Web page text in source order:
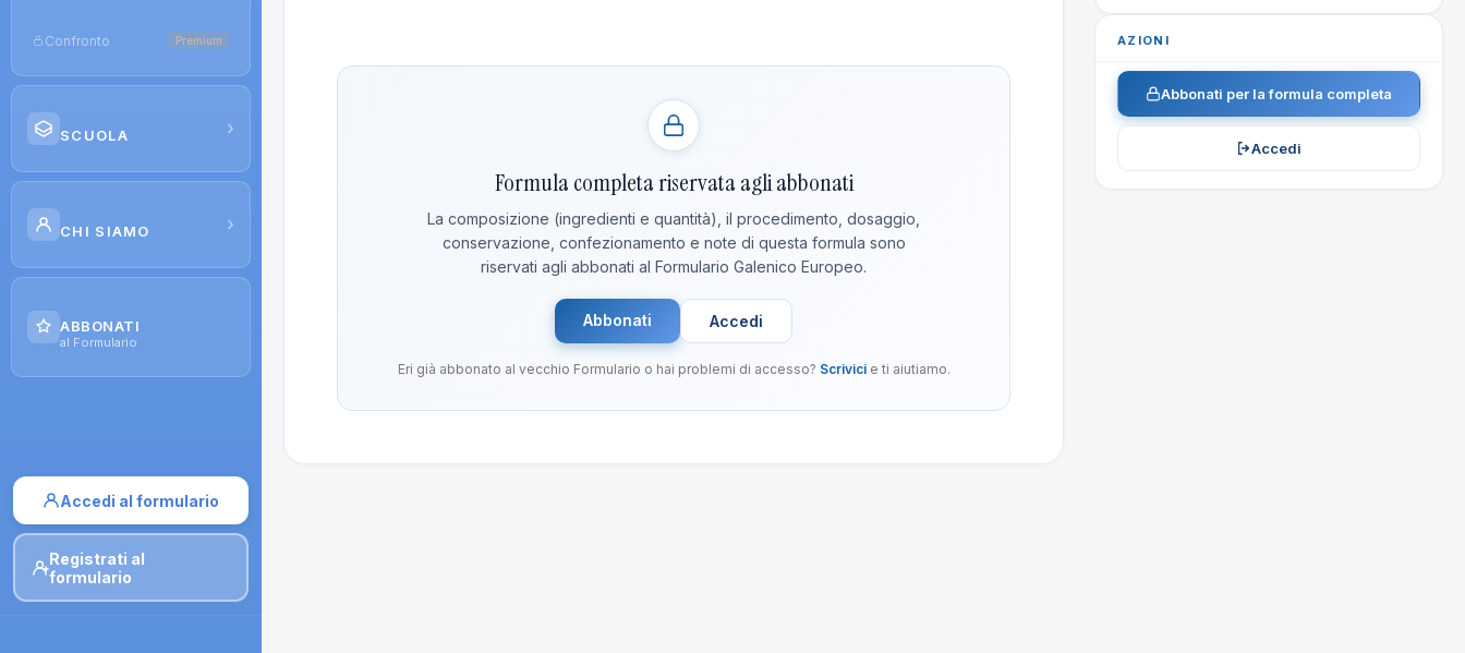
Confronto Premium
SCUOLA ›
Corsi
Moduli di iscrizione
CHI SIAMO ›
Contatti
ABBONATI
al Formulario
Accedi al formulario
Registrati al
formulario
Formula completa riservata agli abbonati
La composizione (ingredienti e quantità), il procedimento, dosaggio,
conservazione, confezionamento e note di questa formula sono
riservati agli abbonati al Formulario Galenico Europeo.
Abbonati Accedi
Eri già abbonato al vecchio Formulario o hai problemi di accesso? Scrivicie ti aiutiamo.
AZIONI
Abbonati per la formula completa
Accedi